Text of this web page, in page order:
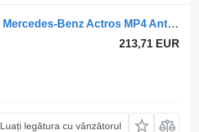
Pompă hidraulică Hydro Leduc 0511520 pentru cap tractor Mercedes-Benz Actros MP4 Antos Arocs (2012-)
213,71 EUR
Luați legătura cu vânzătorul